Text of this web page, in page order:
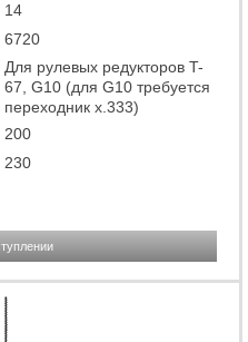
14
6720
Для рулевых редукторов T-
67, G10 (для G10 требуется
переходник x.333)
200
230